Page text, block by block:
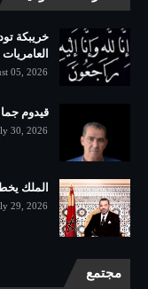
خريبكة
العامريات
05, 2026
قيدوم
30, 2026
الملك
29, 2026
مجتمع